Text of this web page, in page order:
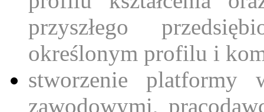
przyszłego
określonym profilu i
stworzenie platformy
zawodowymi,